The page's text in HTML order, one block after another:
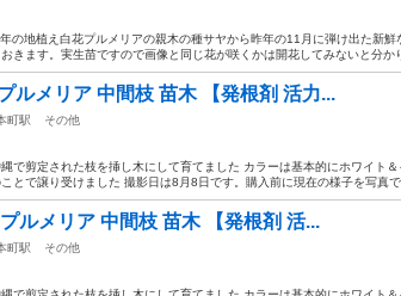
の地植え白花プルメリアの親木の種サヤから昨年の11月に弾け出た新
きます。実生苗ですので画像と同じ花が咲くかは開花してみないと分か
ルメリア 中間枝 苗木 【発根剤 活力...
町駅
その他
で剪定された枝を挿し木にして育てました カラーは基本的にホワイト
とで譲り受けました 撮影日は8月8日です。購入前に現在の様子を写真で
ルメリア 中間枝 苗木 【発根剤 活...
町駅
その他